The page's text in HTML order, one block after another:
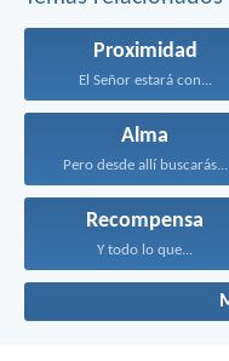
Proximidad
El Señor estará con...
Alma
Pero desde allí buscarás...
Recompensa
Y todo lo que...